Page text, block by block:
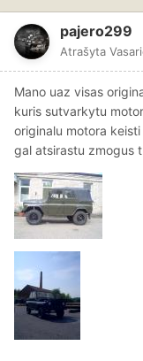
pajero299
Atrašyta
Mano uaz visas
kuris sutvarkytu
originalu motora
gal atsirastu zmogus